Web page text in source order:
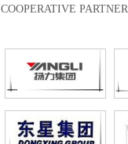
COOPERATIVE PARTNER